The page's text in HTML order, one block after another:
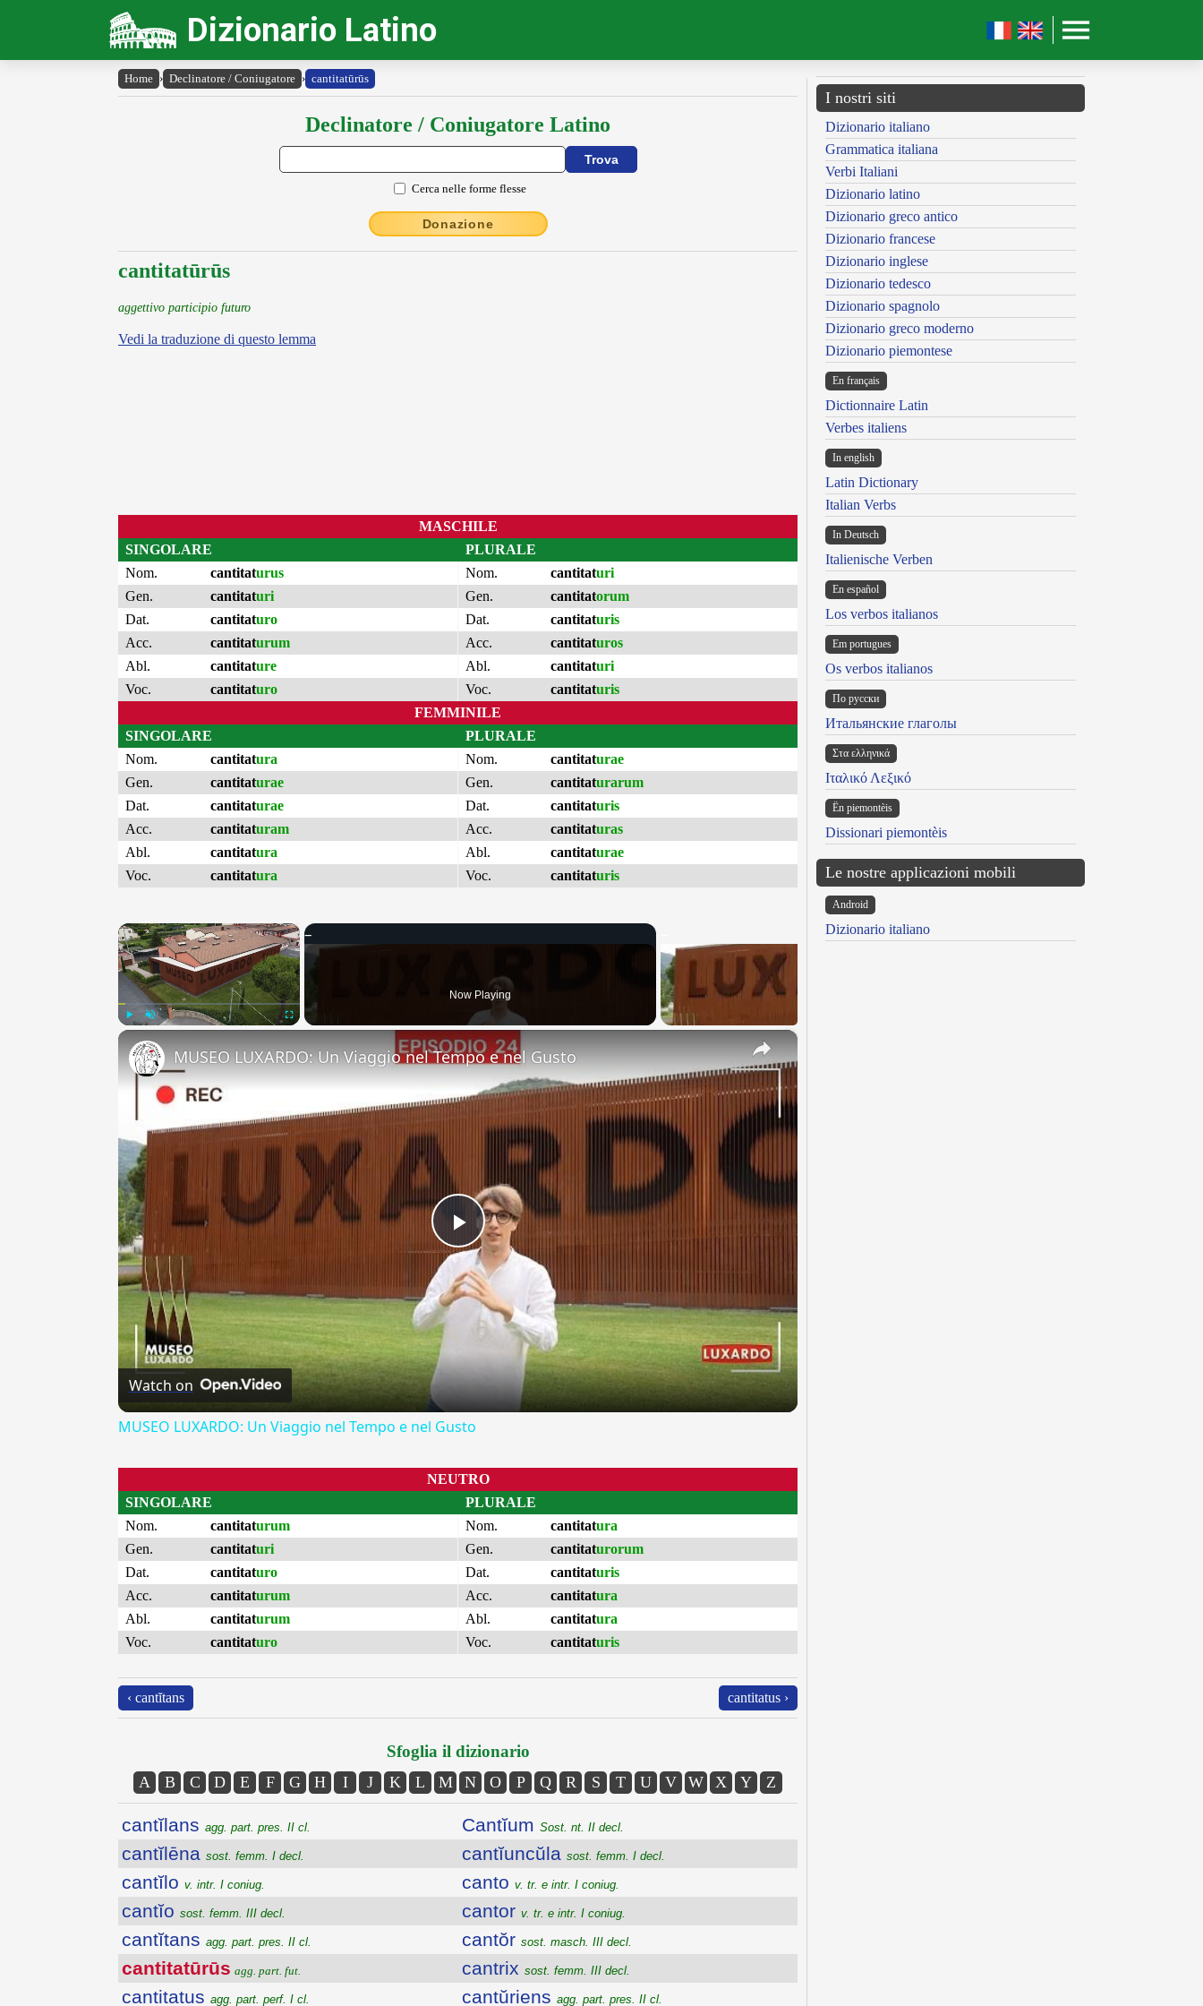
Dizionario Latino
Home › Declinatore / Coniugatore › cantitatūrūs
Declinatore / Coniugatore Latino
Cerca nelle forme flesse
Donazione
cantitatūrūs
aggettivo participio futuro
Vedi la traduzione di questo lemma
MASCHILE
SINGOLARE
Nom.
cantitaturus
Gen.
cantitaturi
Dat.
cantitaturo
Acc.
cantitaturum
Abl.
cantitature
Voc.
cantitaturo
PLURALE
Nom.
cantitaturi
Gen.
cantitatorum
Dat.
cantitaturis
Acc.
cantitaturos
Abl.
cantitaturi
Voc.
cantitaturis
FEMMINILE
SINGOLARE
Nom.
cantitatura
Gen.
cantitaturae
Dat.
cantitaturae
Acc.
cantitaturam
Abl.
cantitatura
Voc.
cantitatura
PLURALE
Nom.
cantitaturae
Gen.
cantitaturarum
Dat.
cantitaturis
Acc.
cantitaturas
Abl.
cantitaturae
Voc.
cantitaturis
×
Now Playing
×
Play
Video
MUSEO LUXARDO: Un Viaggio nel Tempo e nel Gusto
Watch on
MUSEO LUXARDO: Un Viaggio nel Tempo e nel Gusto
NEUTRO
SINGOLARE
Nom.
cantitaturum
Gen.
cantitaturi
Dat.
cantitaturo
Acc.
cantitaturum
Abl.
cantitaturum
Voc.
cantitaturo
PLURALE
Nom.
cantitatura
Gen.
cantitaturorum
Dat.
cantitaturis
Acc.
cantitatura
Abl.
cantitatura
Voc.
cantitaturis
‹ cantĭtans cantitatus ›
Sfoglia il dizionario
A B C D E F G H I J K L M N O P Q R S T U V W X Y Z
cantĭlans agg. part. pres. II cl.
cantĭlēna sost. femm. I decl.
cantĭlo v. intr. I coniug.
cantĭo sost. femm. III decl.
cantĭtans agg. part. pres. II cl.
cantitatūrūs agg. part. fut.
cantitatus agg. part. perf. I cl.
Cantĭum Sost. nt. II decl.
cantĭuncŭla sost. femm. I decl.
canto v. tr. e intr. I coniug.
cantor v. tr. e intr. I coniug.
cantŏr sost. masch. III decl.
cantrix sost. femm. III decl.
cantŭriens agg. part. pres. II cl.
I nostri siti
Dizionario italiano
Grammatica italiana
Verbi Italiani
Dizionario latino
Dizionario greco antico
Dizionario francese
Dizionario inglese
Dizionario tedesco
Dizionario spagnolo
Dizionario greco moderno
Dizionario piemontese
En français
Dictionnaire Latin
Verbes italiens
In english
Latin Dictionary
Italian Verbs
In Deutsch
Italienische Verben
En español
Los verbos italianos
Em portugues
Os verbos italianos
По русски
Итальянские глаголы
Στα ελληνικά
Ιταλικό Λεξικό
Ën piemontèis
Dissionari piemontèis
Le nostre applicazioni mobili
Android
Dizionario italiano